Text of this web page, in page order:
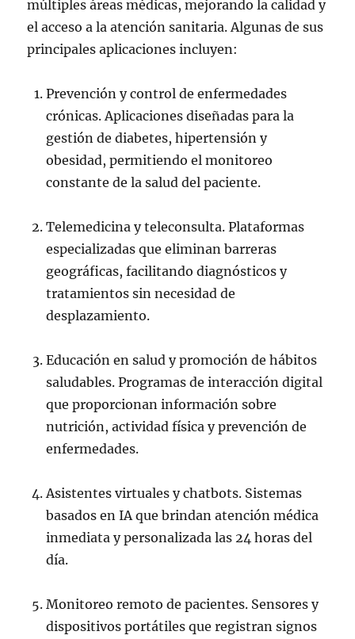
múltiples áreas médicas, mejorando la calidad y
el acceso a la atención sanitaria. Algunas de sus
principales aplicaciones incluyen:
Prevención y control de enfermedades
crónicas. Aplicaciones diseñadas para la
gestión de diabetes, hipertensión y
obesidad, permitiendo el monitoreo
constante de la salud del paciente.
Telemedicina y teleconsulta. Plataformas
especializadas que eliminan barreras
geográficas, facilitando diagnósticos y
tratamientos sin necesidad de
desplazamiento.
Educación en salud y promoción de hábitos
saludables. Programas de interacción digital
que proporcionan información sobre
nutrición, actividad física y prevención de
enfermedades.
Asistentes virtuales y chatbots. Sistemas
basados en IA que brindan atención médica
inmediata y personalizada las 24 horas del
día.
Monitoreo remoto de pacientes. Sensores y
dispositivos portátiles que registran signos